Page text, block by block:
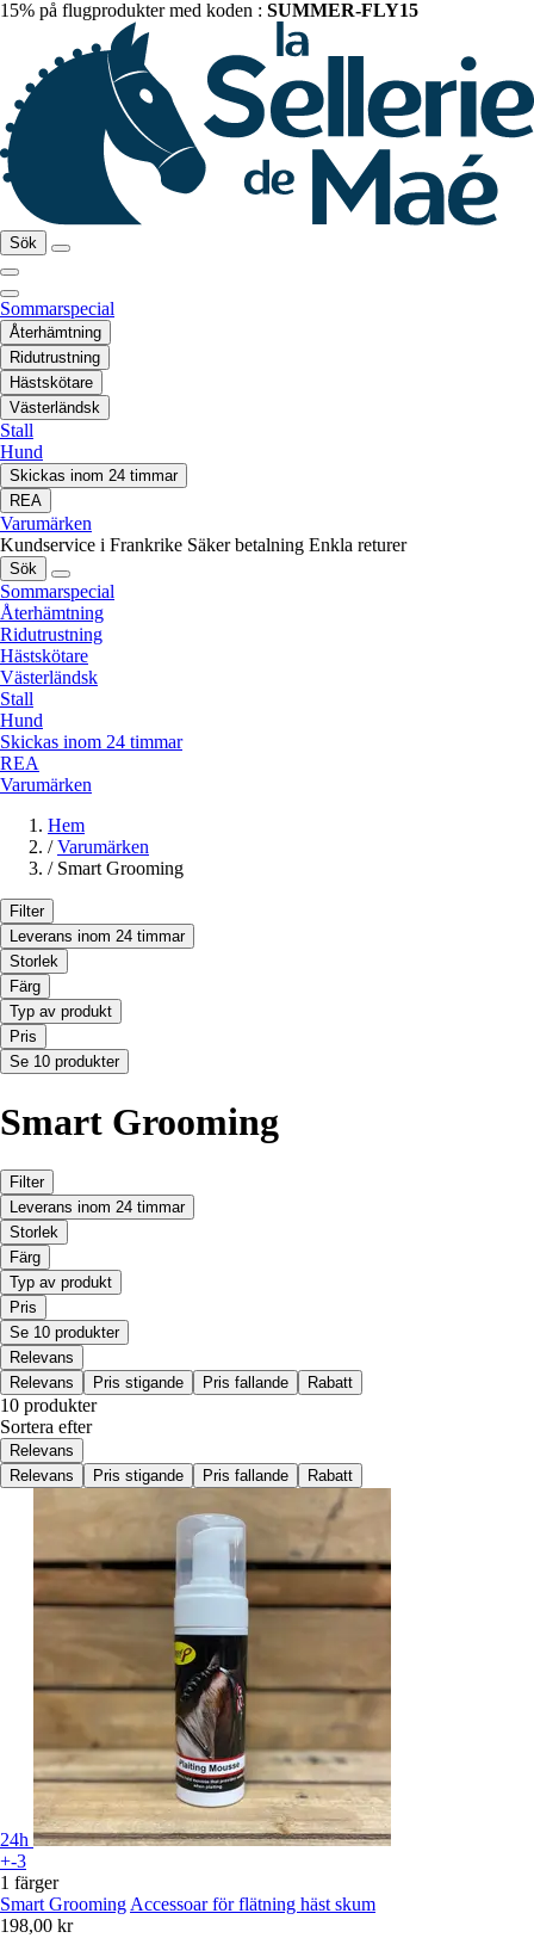
15% på flugprodukter med koden : SUMMER-FLY15
Sök
Sommarspecial
Återhämtning
Ridutrustning
Hästskötare
Västerländsk
Stall
Hund
Skickas inom 24 timmar
REA
Varumärken
Kundservice i Frankrike Säker betalning Enkla returer
Sök
Sommarspecial
Återhämtning
Ridutrustning
Hästskötare
Västerländsk
Stall
Hund
Skickas inom 24 timmar
REA
Varumärken
Hem
/ Varumärken
/ Smart Grooming
Filter
Leverans inom 24 timmar
Storlek
Färg
Typ av produkt
Pris
Se 10 produkter
Smart Grooming
Filter
Leverans inom 24 timmar
Storlek
Färg
Typ av produkt
Pris
Se 10 produkter
Relevans
Relevans
Pris stigande Pris fallande Rabatt
10 produkter
Sortera efter
Relevans
Relevans
Pris stigande Pris fallande Rabatt
24h
+-3
1 färger
Smart Grooming Accessoar för flätning häst skum
198,00 kr